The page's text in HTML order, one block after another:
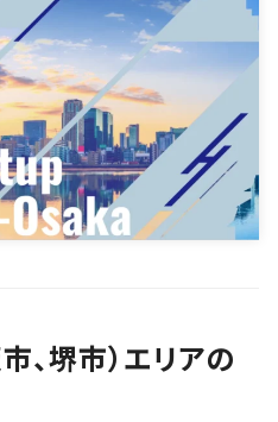
、堺市）エリアの